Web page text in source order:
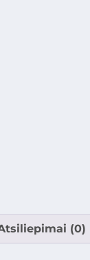
(0)